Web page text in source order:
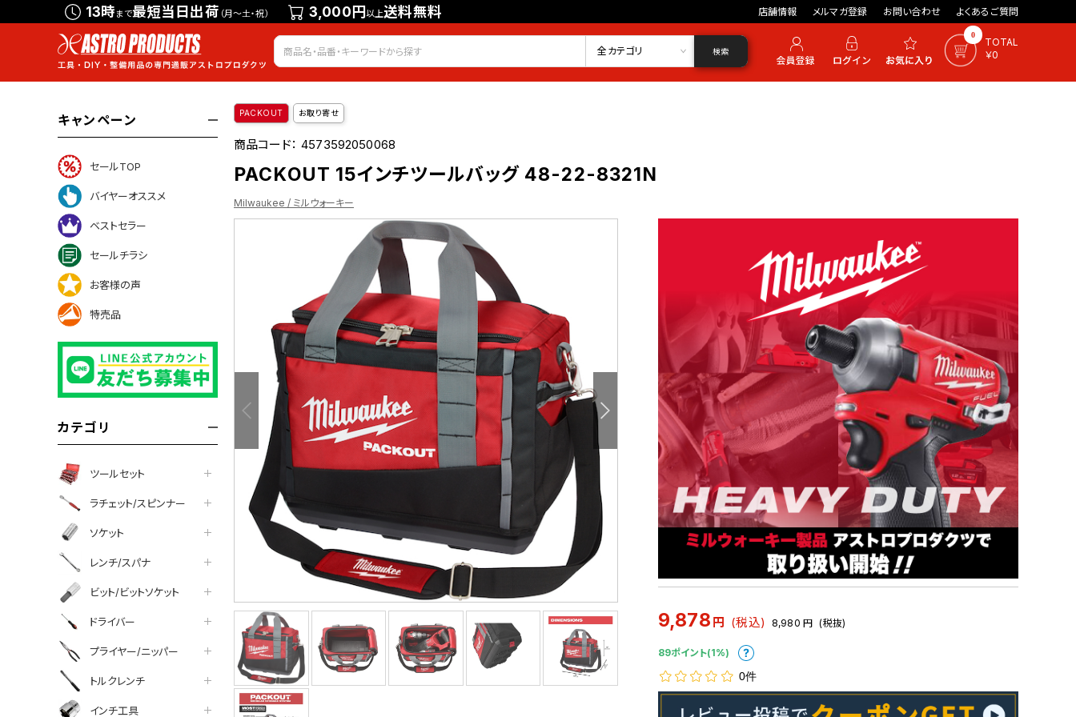
13時まで最短当日出荷 （月～土・祝） 3,000円以上送料無料 店舗情報 メルマガ登録 お問い合わせ よくあるご質問
会員登録 ログイン お気に入り 0
TOTAL
￥0
全カテゴリ 検索
キャンペーン
セールTOP
バイヤーオススメ
ベストセラー
セールチラシ
お客様の声
特売品
カテゴリ
ツールセット
ラチェット/スピンナー
ソケット
レンチ/スパナ
ビット/ビットソケット
ドライバー
プライヤー/ニッパー
トルクレンチ
インチ工具
PACKOUT お取り寄せ
商品コード：4573592050068
PACKOUT 15インチツールバッグ 48-22-8321N
Milwaukee / ミルウォーキー
9,878 円 (税込) 8,980 円 (税抜)
89ポイント(1%)
0件